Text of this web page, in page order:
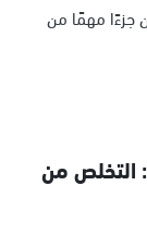
جزءًا مهمًا من
التخلص من